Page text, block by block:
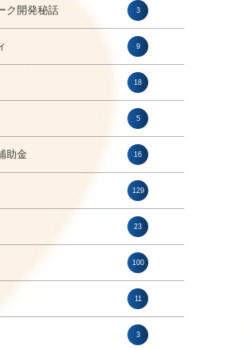
ク開発秘話 3
9
18
5
助金 16
129
23
100
11
3